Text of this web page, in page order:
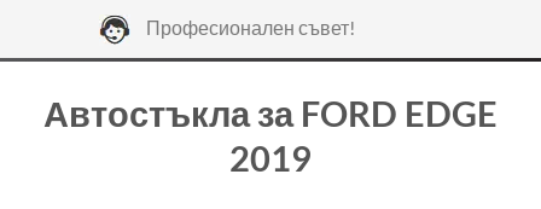
Професионален съвет!
Автостъкла за FORD EDGE
2019